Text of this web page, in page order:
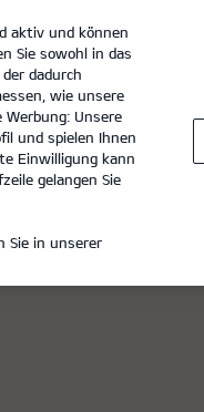
Sohn GmbH
aktiv und können
Sie sowohl in das
dadurch
wie unsere
Unsere
und spielen Ihnen
Einwilligung kann
gelangen Sie
Sie in unserer